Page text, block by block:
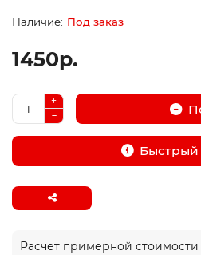
Под заказ
1450р.
Быстрый
Расчет примерной